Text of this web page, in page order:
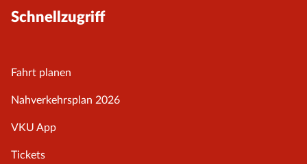
Schnellzugriff
Fahrt planen
Nahverkehrsplan 2026
VKU App
Tickets